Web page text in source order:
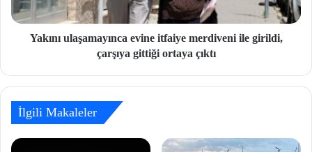
Yakını ulaşamayınca evine itfaiye merdiveni ile girildi,
çarşıya gittiği ortaya çıktı
İlgili Makaleler